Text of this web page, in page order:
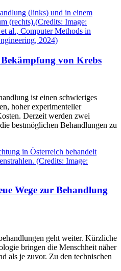
von Krebs
ist einen schwieriges
hoher experimenteller
Derzeit werden zwei
bestmöglichen Behandlungen zu
Wege zur Behandlung
geht weiter. Kürzliche
bringen die Menschheit näher
als je zuvor. Zu den technischen